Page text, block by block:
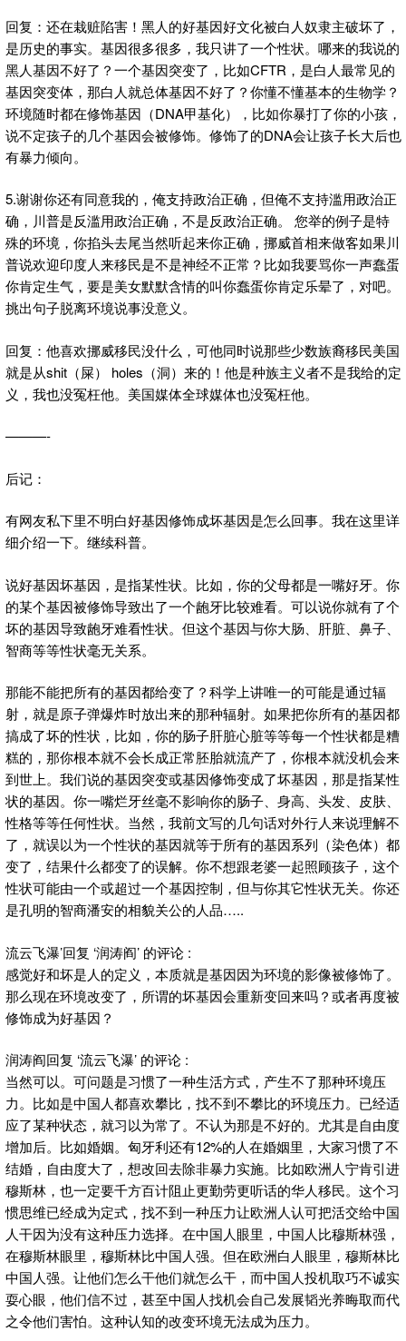
回复：还在栽赃陷害！黑人的好基因好文化被白人奴隶主破坏了，
是历史的事实。基因很多很多，我只讲了一个性状。哪来的我说的
黑人基因不好了？一个基因突变了，比如CFTR，是白人最常见的
基因突变体，那白人就总体基因不好了？你懂不懂基本的生物学？
环境随时都在修饰基因（DNA甲基化），比如你暴打了你的小孩，
说不定孩子的几个基因会被修饰。修饰了的DNA会让孩子长大后也
有暴力倾向。
5.谢谢你还有同意我的，俺支持政治正确，但俺不支持滥用政治正
确，川普是反滥用政治正确，不是反政治正确。 您举的例子是特
殊的环境，你掐头去尾当然听起来你正确，挪威首相来做客如果川
普说欢迎印度人来移民是不是神经不正常？比如我要骂你一声蠢蛋
你肯定生气，要是美女默默含情的叫你蠢蛋你肯定乐晕了，对吧。
挑出句子脱离环境说事没意义。
回复：他喜欢挪威移民没什么，可他同时说那些少数族裔移民美国
就是从shit（屎） holes（洞）来的！他是种族主义者不是我给的定
义，我也没冤枉他。美国媒体全球媒体也没冤枉他。
———-
后记：
有网友私下里不明白好基因修饰成坏基因是怎么回事。我在这里详
细介绍一下。继续科普。
说好基因坏基因，是指某性状。比如，你的父母都是一嘴好牙。你
的某个基因被修饰导致出了一个龅牙比较难看。可以说你就有了个
坏的基因导致龅牙难看性状。但这个基因与你大肠、肝脏、鼻子、
智商等等性状毫无关系。
那能不能把所有的基因都给变了？科学上讲唯一的可能是通过辐
射，就是原子弹爆炸时放出来的那种辐射。如果把你所有的基因都
搞成了坏的性状，比如，你的肠子肝脏心脏等等每一个性状都是糟
糕的，那你根本就不会长成正常胚胎就流产了，你根本就没机会来
到世上。我们说的基因突变或基因修饰变成了坏基因，那是指某性
状的基因。你一嘴烂牙丝毫不影响你的肠子、身高、头发、皮肤、
性格等等任何性状。当然，我前文写的几句话对外行人来说理解不
了，就误以为一个性状的基因就等于所有的基因系列（染色体）都
变了，结果什么都变了的误解。你不想跟老婆一起照顾孩子，这个
性状可能由一个或超过一个基因控制，但与你其它性状无关。你还
是孔明的智商潘安的相貌关公的人品…..
流云飞瀑’回复 ‘润涛阎’ 的评论 :
感觉好和坏是人的定义，本质就是基因因为环境的影像被修饰了。
那么现在环境改变了，所谓的坏基因会重新变回来吗？或者再度被
修饰成为好基因？
润涛阎回复 ‘流云飞瀑’ 的评论 :
当然可以。可问题是习惯了一种生活方式，产生不了那种环境压
力。比如是中国人都喜欢攀比，找不到不攀比的环境压力。已经适
应了某种状态，就习以为常了。不认为那是不好的。尤其是自由度
增加后。比如婚姻。匈牙利还有12%的人在婚姻里，大家习惯了不
结婚，自由度大了，想改回去除非暴力实施。比如欧洲人宁肯引进
穆斯林，也一定要千方百计阻止更勤劳更听话的华人移民。这个习
惯思维已经成为定式，找不到一种压力让欧洲人认可把活交给中国
人干因为没有这种压力选择。在中国人眼里，中国人比穆斯林强，
在穆斯林眼里，穆斯林比中国人强。但在欧洲白人眼里，穆斯林比
中国人强。让他们怎么干他们就怎么干，而中国人投机取巧不诚实
耍心眼，他们信不过，甚至中国人找机会自己发展韬光养晦取而代
之令他们害怕。这种认知的改变环境无法成为压力。